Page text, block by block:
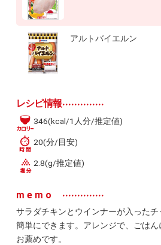
アルトバイエルン
レシピ情報
346(kcal/1人分/推定値)
20(分/目安)
2.8(g/推定値)
memo
サラダチキンとウインナーが入った
簡単にできます。アレンジで、ごは
お薦めです。